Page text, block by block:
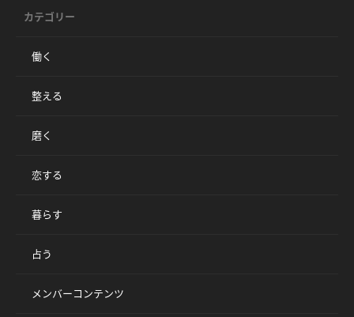
カテゴリー
働く
整える
磨く
恋する
暮らす
占う
メンバーコンテンツ